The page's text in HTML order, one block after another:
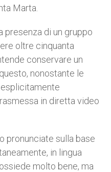
Marta.
presenza di un gruppo
oltre cinquanta
conservare un
nonostante le
in diretta video
pronunciate sulla base
in lingua
molto bene, ma